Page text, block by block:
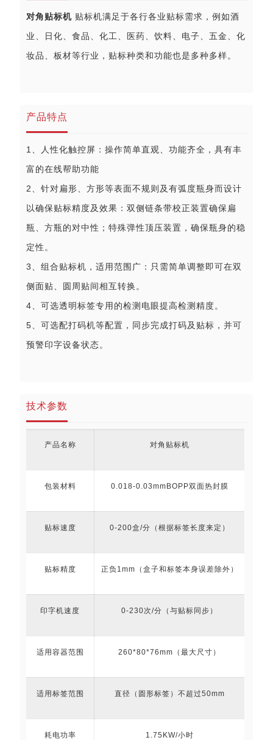
对角贴标机 贴标机满足于各行各业贴标需求，例如酒
业、日化、食品、化工、医药、饮料、电子、五金、化
妆品、板材等行业，贴标种类和功能也是多种多样。
产品特点
1、人性化触控屏：操作简单直观、功能齐全，具有丰
富的在线帮助功能
2、针对扁形、方形等表面不规则及有弧度瓶身而设计
以确保贴标精度及效果：双侧链条带校正装置确保扁
瓶、方瓶的对中性；特殊弹性顶压装置，确保瓶身的稳
定性。
3、组合贴标机，适用范围广：只需简单调整即可在双
侧面贴、圆周贴间相互转换。
4、可选透明标签专用的检测电眼提高检测精度。
5、可选配打码机等配置，同步完成打码及贴标，并可
预警印字设备状态。
技术参数
产品名称 对角贴标机
包装材料 0.018-0.03mmBOPP双面热封膜
贴标速度 0-200盒/分（根据标签长度来定）
贴标精度 正负1mm（盒子和标签本身误差除外）
印字机速度 0-230次/分（与贴标同步）
适用容器范围 260*80*76mm（最大尺寸）
适用标签范围 直径（圆形标签）不超过50mm
耗电功率 1.75KW/小时